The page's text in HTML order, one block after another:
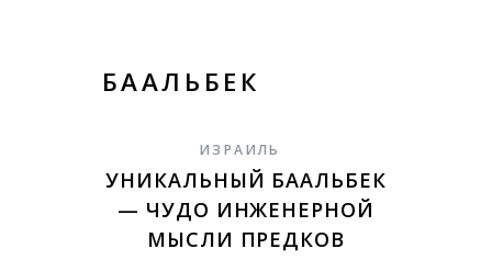
БААЛЬБЕК
ИЗРАИЛЬ
УНИКАЛЬНЫЙ БААЛЬБЕК
— ЧУДО ИНЖЕНЕРНОЙ
МЫСЛИ ПРЕДКОВ